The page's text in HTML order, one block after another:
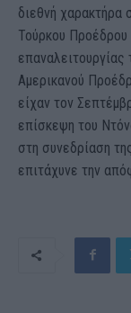
διεθνή χαρακτήρα
Τούρκου
Αμερικανού
είχαν τον
επίσκεψη του
στη συνεδρίαση
επιτάχυνε την